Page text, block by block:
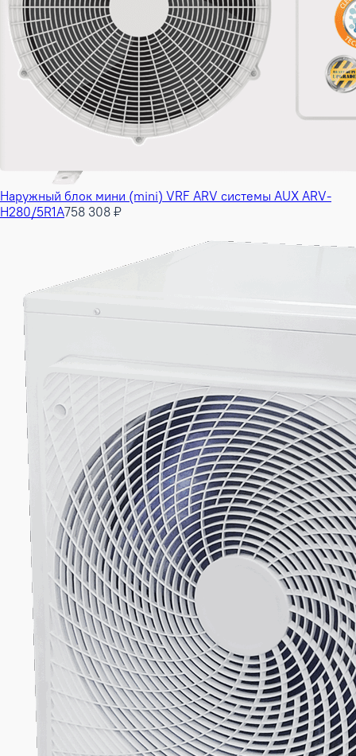
Наружный блок мини (mini) VRF ARV системы AUX ARV-
H280/5R1A758 308 ₽